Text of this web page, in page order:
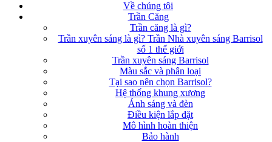
Về chúng tôi
Trần Căng
Trần căng là gì?
Trần xuyên sáng là gì? Trần Nhà xuyên sáng Barrisol
số 1 thế giới
Trần xuyên sáng Barrisol
Màu sắc và phân loại
Tại sao nên chọn Barrisol?
Hệ thống khung xương
Ánh sáng và đèn
Điều kiện lắp đặt
Mô hình hoàn thiện
Bảo hành